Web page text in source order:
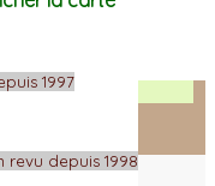
1997
revu depuis 1998